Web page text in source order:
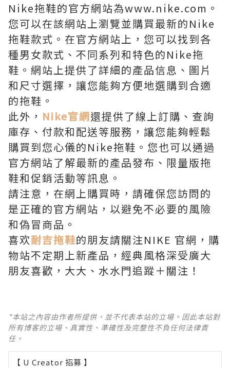
Nike拖鞋的官方網站為www.nike.com。
您可以在該網站上瀏覽並購買最新的Nike
拖鞋款式。在官方網站上，您可以找到各
種男女款式、不同系列和特色的Nike拖
鞋。網站上提供了詳細的產品信息、圖片
和尺寸選擇，讓您能夠方便地選購到合適
的拖鞋。
此外， Nike官網還提供了線上訂購、查詢
庫存、付款和配送等服務，讓您能夠輕鬆
購買到您心儀的Nike拖鞋。您也可以通過
官方網站了解最新的產品發布、限量版拖
鞋和促銷活動等訊息。
請注意，在網上購買時，請確保您訪問的
是正確的官方網站，以避免不必要的風險
和偽冒商品。
喜欢耐吉拖鞋的朋友請關注NIKE 官網，購
物站不定期上新產品，經典風格深受廣大
朋友喜歡，大大、水水門追蹤＋關注！
*本站之內容由作者所提供，並不代表本站的立場。因此本站對
所有博客的立場、真實性、準確性及完整性不負任何法律責
任。
【 U Creator 招募 】